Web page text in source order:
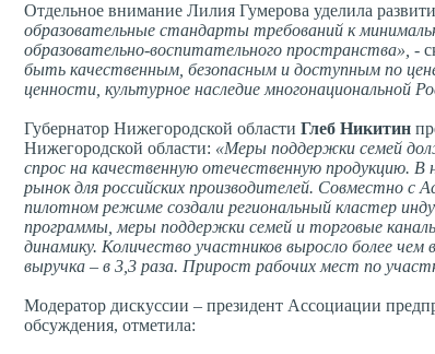
Отдельное внимание Лилия Гумерова уделила
образовательные стандарты требований к
образовательно-воспитательного пространства», -
быть качественным, безопасным и доступным по
ценности, культурное наследие многонациональной
Губернатор Нижегородской области Глеб Никитин
Нижегородской области: «Меры поддержки семей
спрос на качественную отечественную продукцию.
рынок для российских производителей. Совместно с
пилотном режиме создали региональный кластер
программы, меры поддержки семей и торговые
динамику. Количество участников выросло более
выручка – в 3,3 раза. Прирост рабочих мест по
Модератор дискуссии – президент Ассоциации
обсуждения, отметила: